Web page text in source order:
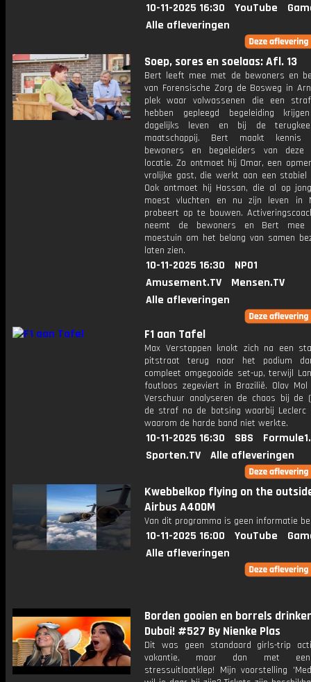
10-11-2025 16:30 YouTube
Alle afleveringen
Soep, sores en soelaas: Afl. 13
Bert leeft mee met de bewoners en
van Forensische Zorg de Bosweg in
plek waar volwassenen die een
hebben gepleegd begeleiding
dagelijks leven en bij de
maatschappij. Bert maakt
bewoners en begeleiders van deze
locatie. Zo ontmoet hij Omar, een
vrolijke gast, die werkt aan een stabiel
Ook ontmoet hij Hassan, die al op
moest vluchten en nu zijn leven in
probeert op te bouwen.
neemt de bewoners en Bert mee
moestuin om het belang van samen
laten zien.
10-11-2025 16:30
NPO1
Amusement.TV
Mensen.TV
Alle afleveringen
F1 aan Tafel
Max Verstappen knokt zich na een
pitstraat terug naar het podium
compleet omgegooide set-up, terwijl
foutloos zegeviert in Brazilië. Olav
Verschuur analyseren de chaos bij de
de straf na de botsing waarbij Leclerc
waarom de harde band niet werkte.
10-11-2025 16:30 SBS
Sporten.TV
Alle afleveringen
Kwebbelkop flying on the
Airbus A400M
Van dit programma is geen informatie
10-11-2025 16:00 YouTube
Alle afleveringen
Borden gooien en borrels
Dubai! #527 By Nienke Plas
Dit was geen standaard girls-trip
vakantie, maar dan met
stressuitlaatklep! Mijn voorstelling